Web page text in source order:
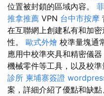
位置被封鎖的區域內容。
推拿推薦 VPN 台中市按摩
在互聯網上創建私有和加
性。 歐式外燴 校準量塊通
應用中校準夾具和精密儀
機械零件等工具，以及校
診所 柬埔寨簽證
案，詳細介紹了優點和缺點